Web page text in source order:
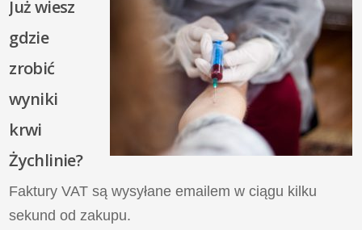
Już wiesz
gdzie
zrobić
wyniki
krwi
Żychlinie?
Faktury VAT są wysyłane emailem w ciągu kilku
sekund od zakupu.